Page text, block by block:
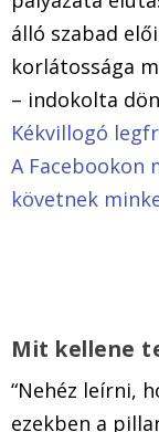
álló szabad
korlátossága
– indokolta
Kékvillogó
A Facebookon
követnek
Mit kellene
“Nehéz leírni,
ezekben a